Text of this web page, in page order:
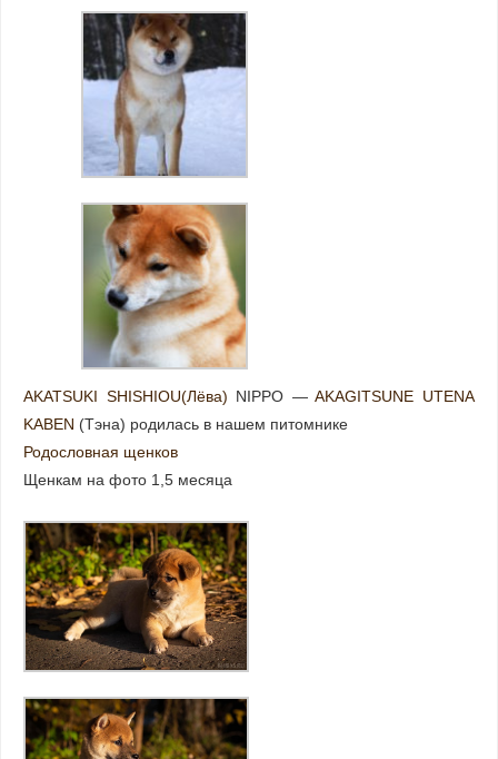
AKATSUKI SHISHIOU(Лёва) NIPPO —AKAGITSUNE UTENA
KABEN (Тэна) родилась в нашем питомнике
Родословная щенков
Щенкам на фото 1,5 месяца